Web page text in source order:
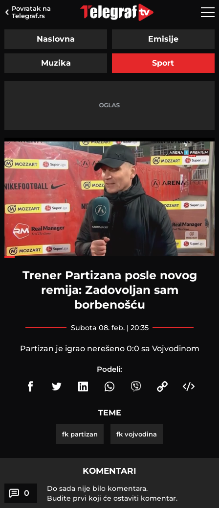
Povratak na
Telegraf.rs
Naslovna Emisije
Muzika Sport
Trener Partizana posle novog
remija: Zadovoljan sam
borbenošću
subota 08. feb. | 20:35
Partizan je igrao nerešeno 0:0 sa Vojvodinom
Podeli:
TEME
fk partizan fk vojvodina
KOMENTARI
0
Do sada nije bilo komentara.
Budite prvi koji će ostaviti komentar.